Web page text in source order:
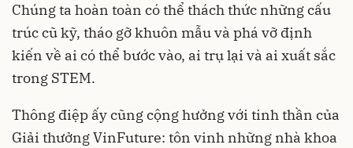
Chúng ta hoàn toàn có thể thách thức những cấu
trúc cũ kỹ, tháo gỡ khuôn mẫu và phá vỡ định
kiến về ai có thể bước vào, ai trụ lại và ai xuất sắc
trong STEM.
Thông điệp ấy cũng cộng hưởng với tinh thần của
Giải thưởng VinFuture: tôn vinh những nhà khoa